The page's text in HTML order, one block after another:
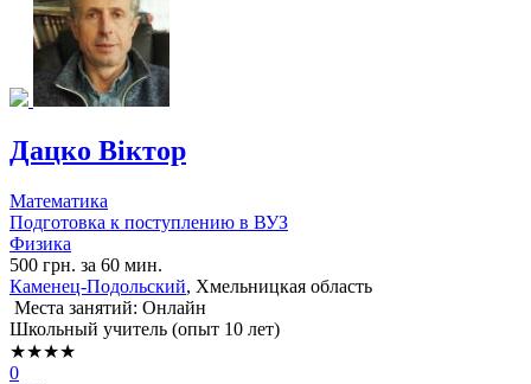
Дацко Віктор
Математика
Подготовка к поступлению в ВУЗ
Физика
500 грн. за 60 мин.
Каменец-Подольский, Хмельницкая область
Места занятий: Онлайн
Школьный учитель (опыт 10 лет)
★★★★
0